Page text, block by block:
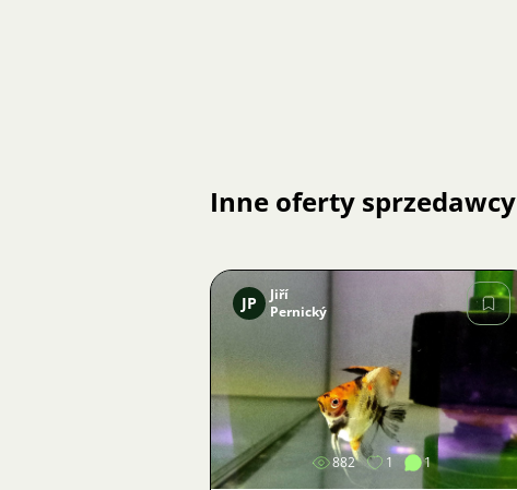
Inne oferty sprzedawcy
Zdjęcie
JP
Jiří
Pernický
882 1 1